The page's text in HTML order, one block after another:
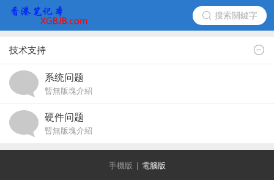
搜索關鍵字
技术支持
系统问题
暫無版塊介紹
硬件问题
暫無版塊介紹
手機版 電腦版